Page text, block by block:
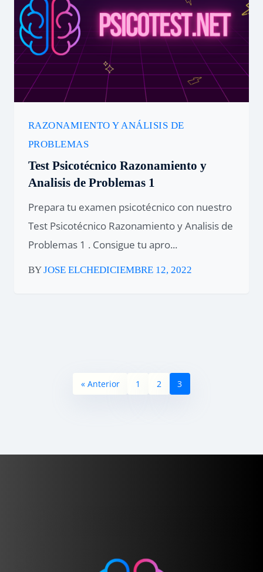
RAZONAMIENTO Y ANÁLISIS DE
PROBLEMAS
Test Psicotécnico Razonamiento y
Analisis de Problemas 1
Prepara tu examen psicotécnico con nuestro
Test Psicotécnico Razonamiento y Analisis de
Problemas 1 . Consigue tu apro...
BYJOSE ELCHEDICIEMBRE 12, 2022
« Anterior 1 2 3